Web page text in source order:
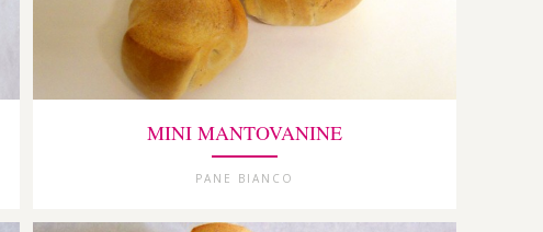
MINI MANTOVANINE
PANE BIANCO